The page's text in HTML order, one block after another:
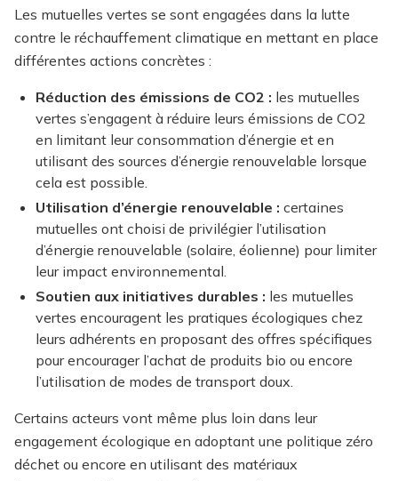
Les mutuelles vertes se sont engagées dans la lutte
contre le réchauffement climatique en mettant en place
différentes actions concrètes :
Réduction des émissions de CO2 : les mutuelles
vertes s’engagent à réduire leurs émissions de CO2
en limitant leur consommation d’énergie et en
utilisant des sources d’énergie renouvelable lorsque
cela est possible.
Utilisation d’énergie renouvelable : certaines
mutuelles ont choisi de privilégier l’utilisation
d’énergie renouvelable (solaire, éolienne) pour limiter
leur impact environnemental.
Soutien aux initiatives durables : les mutuelles
vertes encouragent les pratiques écologiques chez
leurs adhérents en proposant des offres spécifiques
pour encourager l’achat de produits bio ou encore
l’utilisation de modes de transport doux.
Certains acteurs vont même plus loin dans leur
engagement écologique en adoptant une politique zéro
déchet ou encore en utilisant des matériaux